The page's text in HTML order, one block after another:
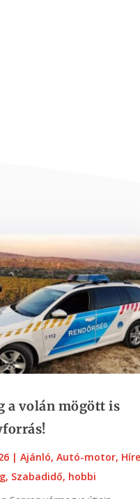
a volán mögött is
| Ajánló, Autó-motor,
, Szabadidő, hobbi